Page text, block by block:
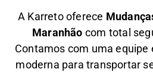
A Karretooferece M
Maranhão com total
Contamos com uma equipe
moderna para transportar